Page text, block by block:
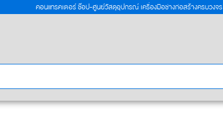
คอนแทรคเตอร์ ช๊อป-ศูนย์วัสดุอุปกรณ์ เครื่องมือช่างก่อสร้างครบวงจร